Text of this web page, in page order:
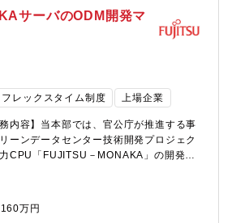
の貢献性の高さ独立系、かつマルチベン
ービスだけでなく他社製品やサービスも
案を提示し顧客のビジネスを前に進めら
。■最先端技術を独自に展開クラウド・
た最先端のIT技術を自社で展開してお
技術を身に着けたい、自身で生み出した
の環境です■経営基盤が極めて安定単発売
拡大と共にストック売上（継続的なサー
上あります。また、昨対で純利益142％
サービスは高い評価をされています■フレ
ワークなど、社員一人ひとりが自由度高
フォーム構築を実施します。■募集部署
を用いたプラットフォーム構築 最新クラ
活用を含む)を用いて、大量データ解
ョン構築を実施します。弊社では、上記
ンフラエンジニアの活躍機会がありま
ランについては柔軟に対応できますの
Div/jkk/careers/index.html・事業部紹
watch?v=-oW-whsVV2Q →
共システム営業統括本部の事業概要・イ
】・官公庁分野：国税、年金、外郭、民
サーバのODM開発マ
フレックスタイム制度 上場企業
内容】当本部では、官公庁が推進する事
ーンデータセンター技術開発プロジェク
CPU「FUJITSU－MONAKA」の開発を
ステム向けサーバ開発において、海外
ながら開発推進を行う業務を担当いただき
海外ODMベンダーとの仕様調整・技術的
万円